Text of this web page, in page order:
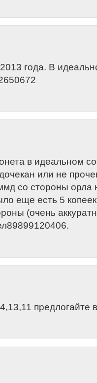
года. В
в идеальном
или не
со стороны орла
еще есть 5
(очень
предлогайте